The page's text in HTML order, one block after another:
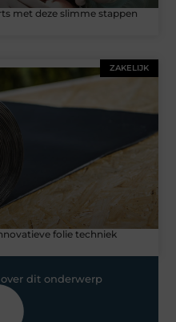
met deze slimme stappen
ZAKELIJK
folie techniek
dit onderwerp